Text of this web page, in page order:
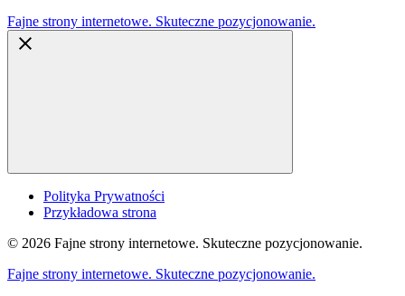
Fajne strony internetowe. Skuteczne pozycjonowanie.
Polityka Prywatności
Przykładowa strona
© 2026 Fajne strony internetowe. Skuteczne pozycjonowanie.
Fajne strony internetowe. Skuteczne pozycjonowanie.